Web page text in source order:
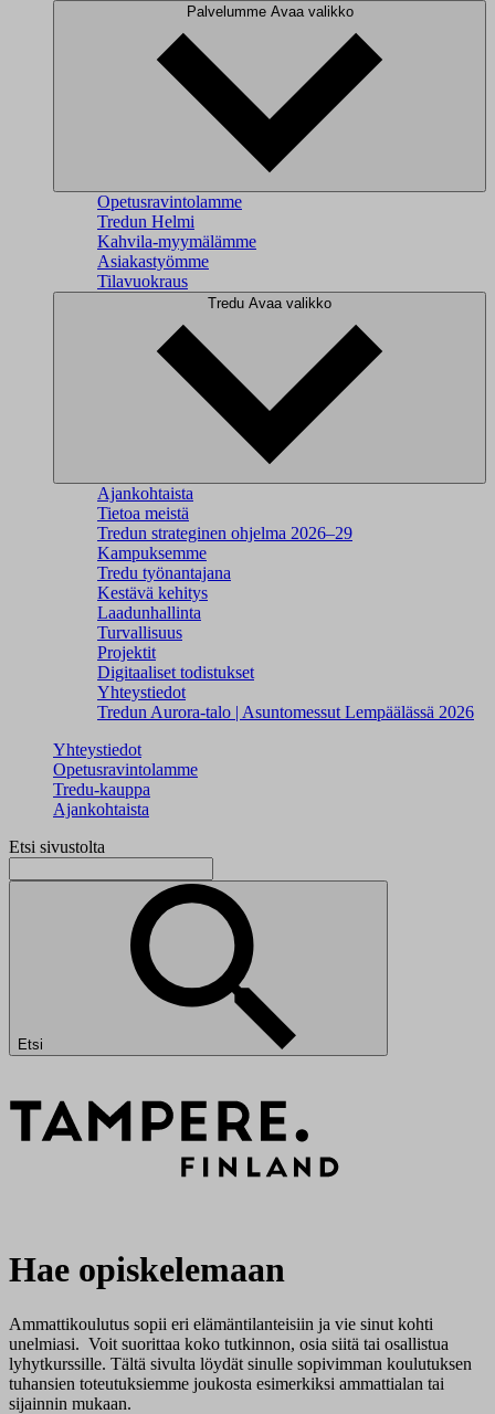
Palvelumme Avaa valikko
Opetusravintolamme
Tredun Helmi
Kahvila-myymälämme
Asiakastyömme
Tilavuokraus
Tredu Avaa valikko
Ajankohtaista
Tietoa meistä
Tredun strateginen ohjelma 2026–29
Kampuksemme
Tredu työnantajana
Kestävä kehitys
Laadunhallinta
Turvallisuus
Projektit
Digitaaliset todistukset
Yhteystiedot
Tredun Aurora-talo | Asuntomessut Lempäälässä 2026
Yhteystiedot
Opetusravintolamme
Tredu-kauppa
Ajankohtaista
Etsi sivustolta
Etsi
Hae opiskelemaan
Ammattikoulutus sopii eri elämäntilanteisiin ja vie sinut kohti
unelmiasi. Voit suorittaa koko tutkinnon, osia siitä tai osallistua
lyhytkurssille. Tältä sivulta löydät sinulle sopivimman koulutuksen
tuhansien toteutuksiemme joukosta esimerkiksi ammattialan tai
sijainnin mukaan.